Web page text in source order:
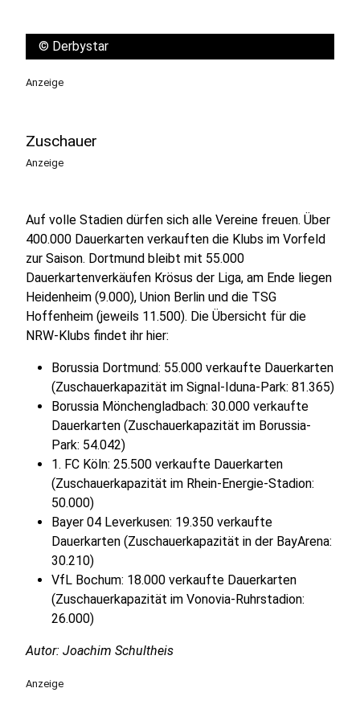
© Derbystar
Anzeige
Zuschauer
Anzeige
Auf volle Stadien dürfen sich alle Vereine freuen. Über
400.000 Dauerkarten verkauften die Klubs im Vorfeld
zur Saison. Dortmund bleibt mit 55.000
Dauerkartenverkäufen Krösus der Liga, am Ende liegen
Heidenheim (9.000), Union Berlin und die TSG
Hoffenheim (jeweils 11.500). Die Übersicht für die
NRW-Klubs findet ihr hier:
Borussia Dortmund: 55.000 verkaufte Dauerkarten
(Zuschauerkapazität im Signal-Iduna-Park: 81.365)
Borussia Mönchengladbach: 30.000 verkaufte
Dauerkarten (Zuschauerkapazität im Borussia-
Park: 54.042)
1. FC Köln: 25.500 verkaufte Dauerkarten
(Zuschauerkapazität im Rhein-Energie-Stadion:
50.000)
Bayer 04 Leverkusen: 19.350 verkaufte
Dauerkarten (Zuschauerkapazität in der BayArena:
30.210)
VfL Bochum: 18.000 verkaufte Dauerkarten
(Zuschauerkapazität im Vonovia-Ruhrstadion:
26.000)
Autor: Joachim Schultheis
Anzeige